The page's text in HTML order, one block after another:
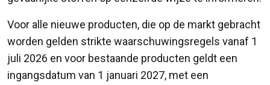
Voor alle nieuwe producten, die op de markt gebracht
worden gelden strikte waarschuwingsregels vanaf 1
juli 2026 en voor bestaande producten geldt een
ingangsdatum van 1 januari 2027, met een